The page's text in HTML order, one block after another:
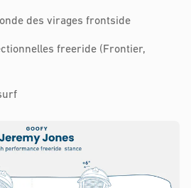
des virages frontside
freeride (Frontier,